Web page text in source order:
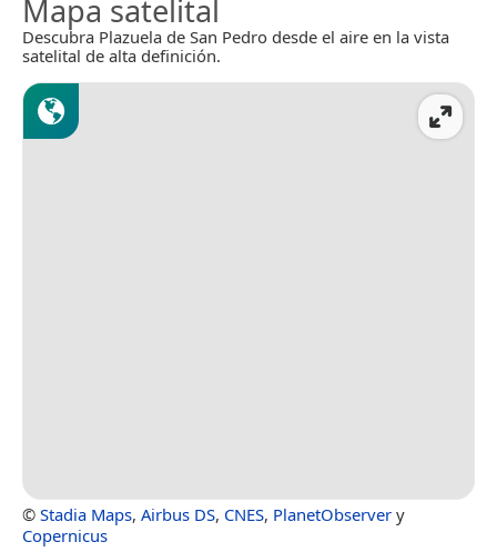
Mapa satelital
Descubra Plazuela de San Pedro desde el aire en la vista
satelital de alta definición.
© Stadia Maps, Airbus DS, CNES, PlanetObserver y
Copernicus